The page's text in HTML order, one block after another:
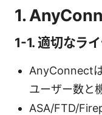
1.
1-1. 適切なラ
AnyConnect
ユーザー数と
ASA/FTD/